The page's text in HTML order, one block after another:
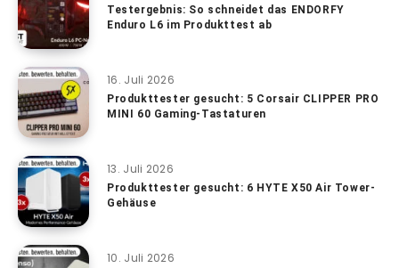
Testergebnis: So schneidet das ENDORFY
Enduro L6 im Produkttest ab
16. Juli 2026
Produkttester gesucht: 5 Corsair CLIPPER PRO
MINI 60 Gaming-Tastaturen
13. Juli 2026
Produkttester gesucht: 6 HYTE X50 Air Tower-
Gehäuse
10. Juli 2026